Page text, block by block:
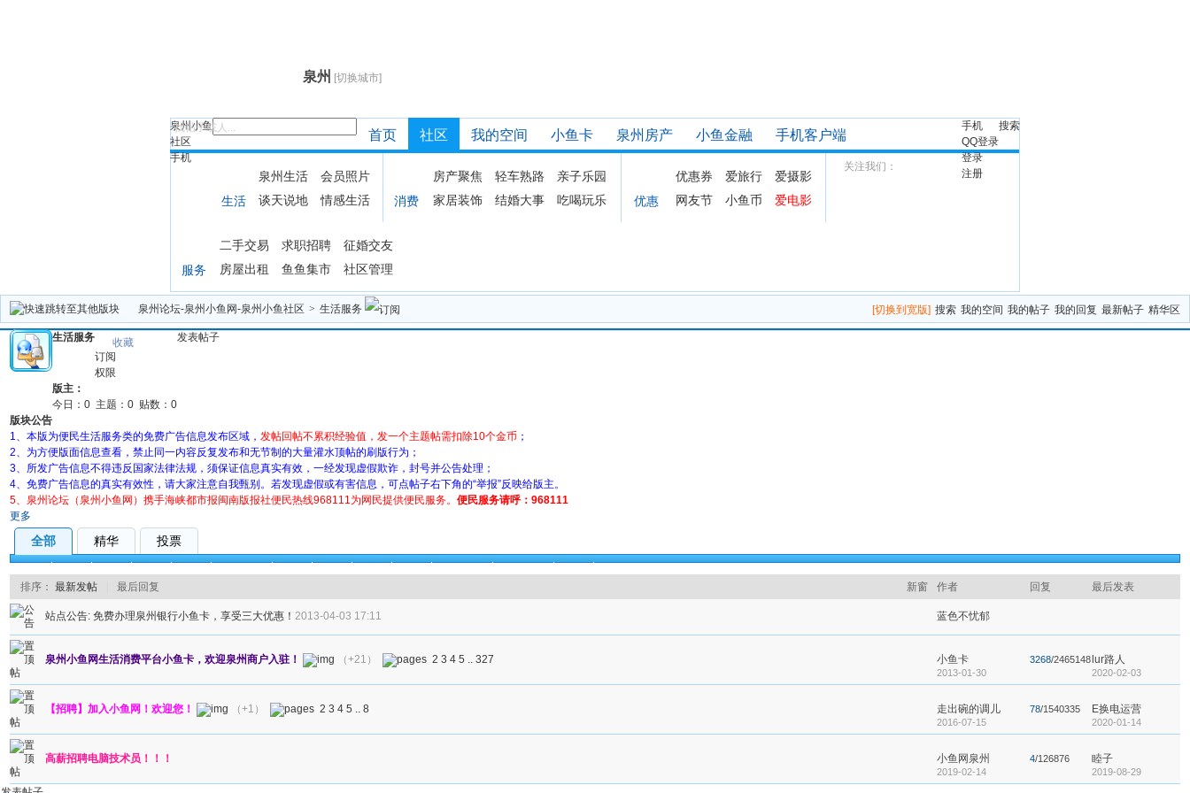
泉州 [切换城市]
泉州小鱼
社区
手机
搜索
找帖子或人...
手机
QQ登录
登录
注册
首页 社区 我的空间 小鱼卡 泉州房产 小鱼金融 手机客户端
关注我们：
生活
泉州生活
会员照片
谈天说地
情感生活 消费
房产聚焦 轻车熟路
亲子乐园
家居装饰
结婚大事 吃喝玩乐 优惠
优惠券 爱旅行
爱摄影
网友节
小鱼币 爱电影
服务
二手交易 求职招聘
征婚交友
房屋出租
鱼鱼集市 社区管理
[切换到宽版] 搜索 我的空间 我的帖子 我的回复 最新帖子 精华区
泉州论坛-泉州小鱼网-泉州小鱼社区 > 生活服务
生活服务
收藏
订阅
权限
版主：
今日： 0 主题： 0 贴数： 0
发表帖子
版块公告
1、本版为便民生活服务类的免费广告信息发布区域， 发帖回帖不累积经验值，发一个主题帖需扣除10个金币 ；
2、为方便版面信息查看，禁止同一内容反复发布和无节制的大量灌水顶帖的刷版行为；
3、所发广告信息不得违反国家法律法规，须保证信息真实有效，一经发现虚假欺诈，封号并公告处理；
4、免费广告信息的真实有效性，请大家注意自我甄别。若发现虚假或有害信息， 可点帖子右下角的“举报”反映给版主。
5、泉州论坛（泉州小鱼网）携手海峡都市报闽南版报社便民热线968111为网民提供便民服务。 便民服务请呼：968111
更多
全部 精华 投票
新窗
排序： 最新发帖 最后回复 作者 回复 最后发表
站点公告: 免费办理泉州银行小鱼卡，享受三大优惠！ 2013-04-03 17:11 蓝色不忧郁
泉州小鱼网生活消费平台小鱼卡，欢迎泉州商户入驻！ （+21） 2 3 4 5 .. 327 小鱼卡
2013-01-30
3268/2465148 lur路人
2020-02-03
【招聘】加入小鱼网！欢迎您！ （+1） 2 3 4 5 .. 8 走出碗的调儿
2016-07-15
78/1540335 E换电运营
2020-01-14
高薪招聘电脑技术员！！！ 小鱼网泉州
2019-02-14
4/126876 睦子
2019-08-29